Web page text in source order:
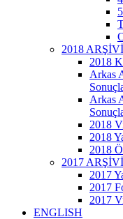
2018 ARŞİVİ
2018
Arkas
Arkas
2018
2018
2018
2017 ARŞİVİ
2017
2017
2017
ENGLISH